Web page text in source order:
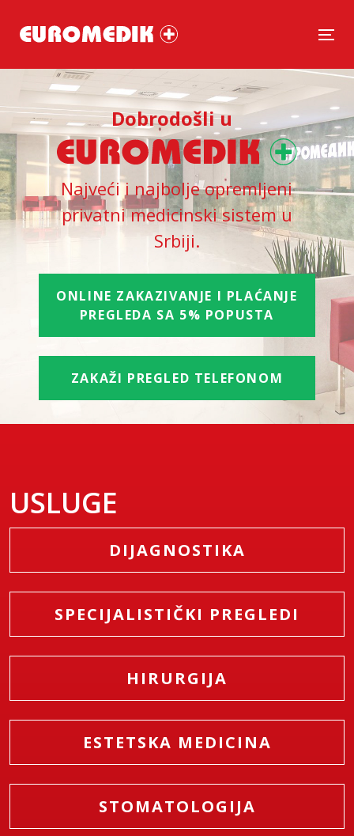
Dobrodošli u
Najveći i najbolje opremljeni
privatni medicinski sistem u
Srbiji.
ONLINE ZAKAZIVANJE I PLAĆANJE
PREGLEDA SA 5% POPUSTA
ZAKAŽI PREGLED TELEFONOM
USLUGE
DIJAGNOSTIKA
SPECIJALISTIČKI PREGLEDI
HIRURGIJA
ESTETSKA MEDICINA
STOMATOLOGIJA